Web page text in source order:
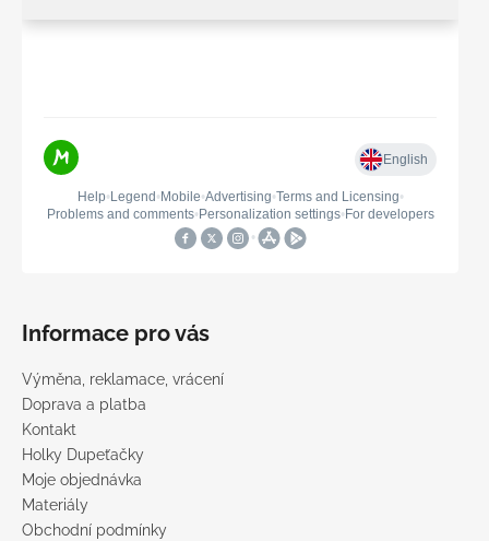
Informace pro vás
Výměna, reklamace, vrácení
Doprava a platba
Kontakt
Holky Dupeťačky
Moje objednávka
Materiály
Obchodní podmínky